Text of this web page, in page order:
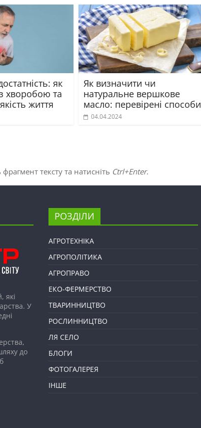
як
хворобою та
життя
Як визначити чи
натуральне вершкове
масло: перевірені способи
04.04.2024
тексту та натисніть Ctrl+Enter.
які
У
до
РОЗДІЛИ
АГРОТЕХНІКА
АГРОПОЛІТИКА
АГРОПРАВО
ЕКО-ФЕРМЕРСТВО
ТВАРИННИЦТВО
РОСЛИННИЦТВО
ЛЯ СЕЛО
БЛОГИ
ФОТОГАЛЕРЕЯ
ІНШЕ